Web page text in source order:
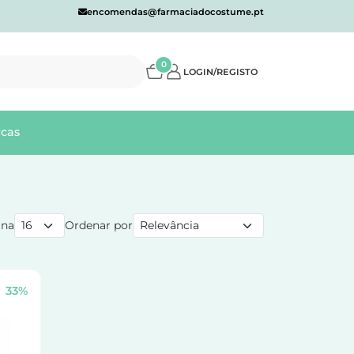
encomendas@farmaciadocostume.pt
0
LOGIN/REGISTO
Ordenar por
33%